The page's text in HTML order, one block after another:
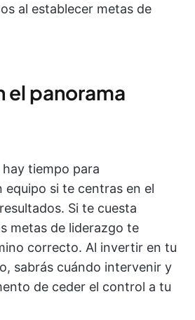
al establecer metas de
el panorama
tiempo para
equipo si te centras en el
Si te cuesta
metas de liderazgo te
correcto. Al invertir en tu
sabrás cuándo intervenir y
de ceder el control a tu